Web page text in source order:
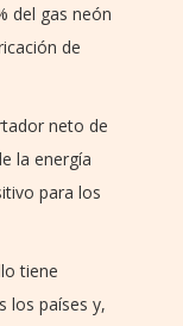
del gas neón
de
neto de
la energía
para los
tiene
los países y,